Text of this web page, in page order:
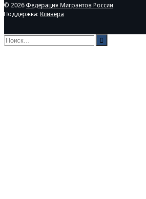
© 2026Федерация Мигрантов России
Поддержка: Кливера